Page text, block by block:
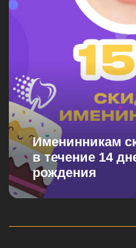
Именинникам
в течение 14
рождения